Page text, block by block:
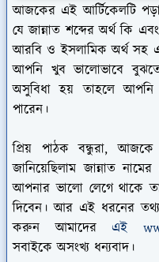
আজকের এই আর্টিকেলটি
যে জান্নাত শব্দের অর্থ কি
আরবি ও ইসলামিক অর্থ সহ
আপনি খুব ভালোভাবে
অসুবিধা হয় তাহলে
পারেন।
প্রিয় পাঠক বন্ধুরা,
জানিয়েছিলাম জান্নাত
আপনার ভালো লেগে থাকে
দিবেন। আর এই ধরনের
করুন আমাদের এই
সবাইকে অসংখ্য ধন্যবাদ।